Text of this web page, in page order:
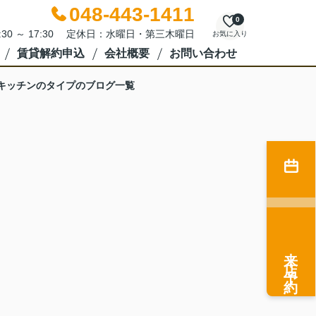
048-443-1411
～ 17:30 定休日：水曜日・第三木曜日 お気に入り
0
賃貸解約申込 会社概要 お問い合わせ
ッチンのタイプのブログ一覧
来店予約